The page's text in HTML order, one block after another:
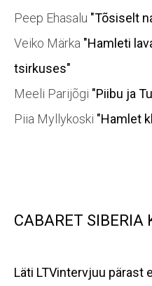
Peep Ehasalu "Tõsiselt
Veiko Märka "Hamleti
tsirkuses"
Meeli Parijõgi "Piibu ja
Piia Myllykoski "Hamlet
CABARET SIBERIA
Läti LTVintervjuu pärast